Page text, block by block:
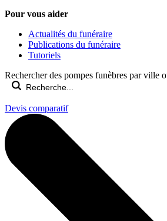
Pour vous aider
Actualités du funéraire
Publications du funéraire
Tutoriels
Rechercher des pompes funèbres par ville
Devis comparatif